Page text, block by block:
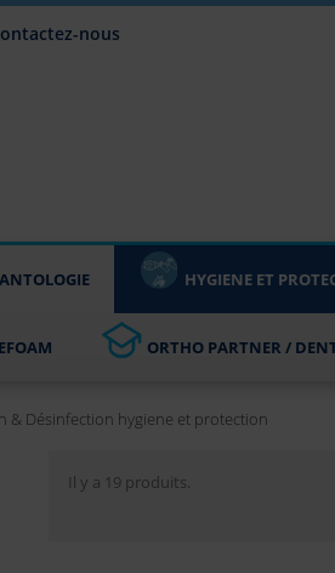
nous
HYGIENE ET
ORTHO PARTNER /
& Désinfection hygiene et protection
Il y a 19 produits.